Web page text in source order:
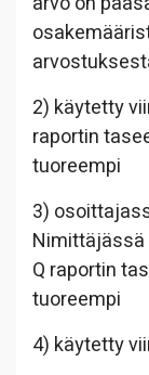
2) käytetty
raportin
tuoreempi
3)
Nimittäjässä
Q raportin
tuoreempi
4) käytetty